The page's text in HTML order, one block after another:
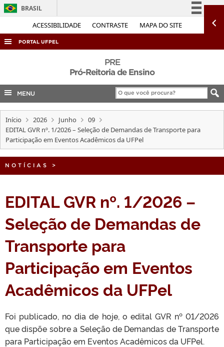
ACESSIBILIDADE CONTRASTE MAPA DO SITE
BRASIL
Simplifique!
Acesso à informação
Legislação
Canais
PORTAL UFPEL
COBALTO
CONCURSOS
EDITAIS
INTERNACIONAL
PRE
Pró-Reitoria de Ensino
MENU
Início 2026 Junho
09
EDITAL GVR nº. 1/2026 – Seleção de Demandas de Transporte para
Participação em Eventos Acadêmicos da UFPel
NOTÍCIAS >
EDITAL GVR nº. 1/2026 –
Seleção de Demandas de
Transporte para
Participação em Eventos
Acadêmicos da UFPel
Foi publicado, no dia de hoje, o edital GVR nº 01/2026
que dispõe sobre a Seleção de Demandas de Transporte
para Participação em Eventos Acadêmicos da UFPel.